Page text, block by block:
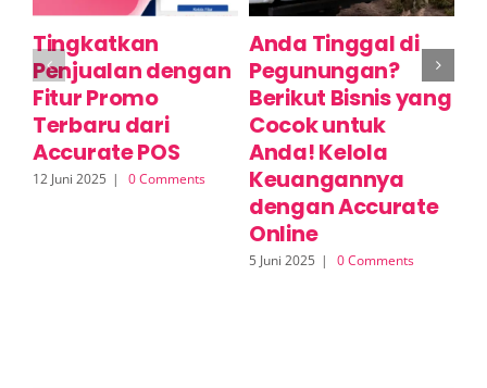
Tingkatkan
Penjualan dengan
Fitur Promo
Terbaru dari
Accurate POS
12 Juni 2025 | 0 Comments
Anda Tinggal di
Pegunungan?
Berikut Bisnis yang
Cocok untuk
Anda! Kelola
Keuangannya
dengan Accurate
Online
5 Juni 2025 | 0 Comments